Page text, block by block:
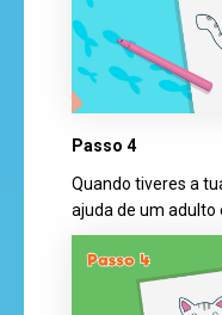
Passo 4
Quando tiveres a
ajuda de um adulto